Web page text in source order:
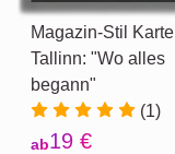
Magazin-Stil Karte
Tallinn: "Wo alles
begann"
(1)
ab19 €